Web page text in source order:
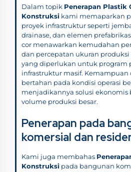
Dalam topik Penerapan Plastik
Konstruksi kami memaparkan
proyek infrastruktur seperti
drainase, dan elemen
cor menawarkan kemudahan
dan percepatan ukuran
yang diperlukan untuk program
infrastruktur masif. Kemampuan
bertahan pada kondisi operasi
menjadikannya solusi ekonomis
volume produksi besar.
Penerapan pada
komersial dan
Kami juga membahas
Konstruksi pada bangunan